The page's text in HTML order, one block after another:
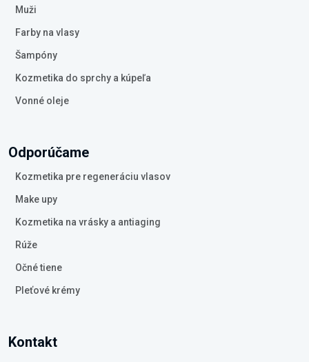
Muži
Farby na vlasy
Šampóny
Kozmetika do sprchy a kúpeľa
Vonné oleje
Odporúčame
Kozmetika pre regeneráciu vlasov
Make upy
Kozmetika na vrásky a antiaging
Rúže
Očné tiene
Pleťové krémy
Kontakt